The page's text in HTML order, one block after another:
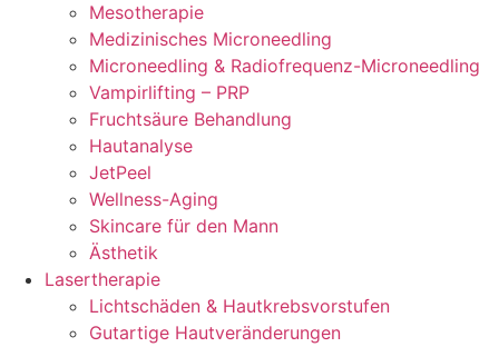
Mesotherapie
Medizinisches Microneedling
Microneedling & Radiofrequenz-Microneedling
Vampirlifting – PRP
Fruchtsäure Behandlung
Hautanalyse
JetPeel
Wellness-Aging
Skincare für den Mann
Ästhetik
Lasertherapie
Lichtschäden & Hautkrebsvorstufen
Gutartige Hautveränderungen